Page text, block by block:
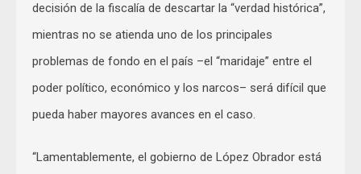
decisión de la fiscalía de descartar la “verdad histórica”,
mientras no se atienda uno de los principales
problemas de fondo en el país –el “maridaje” entre el
poder político, económico y los narcos– será difícil que
pueda haber mayores avances en el caso.
“Lamentablemente, el gobierno de López Obrador está